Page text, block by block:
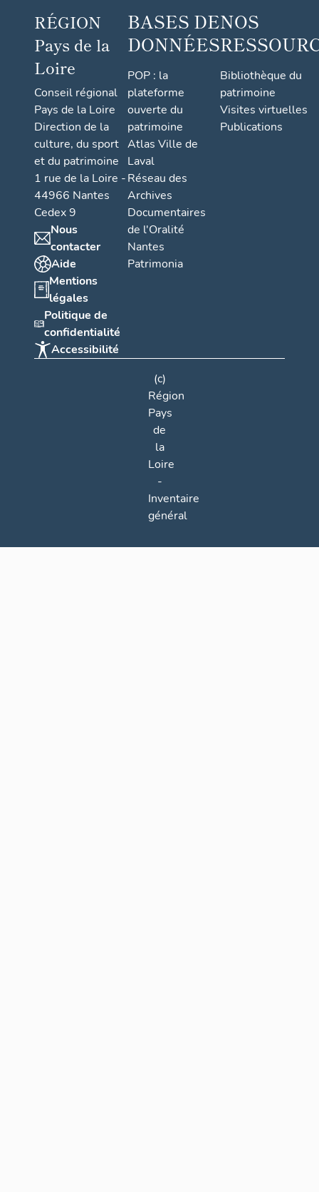
RÉGION
Pays de la
Loire
Conseil régional
Pays de la Loire
Direction de la
culture, du sport
et du patrimoine
1 rue de la Loire -
44966 Nantes
Cedex 9
Nous
contacter
Aide
Mentions
légales
Politique de
confidentialité
Accessibilité
BASES DE
DONNÉES
POP : la
plateforme
ouverte du
patrimoine
Atlas Ville de
Laval
Réseau des
Archives
Documentaires
de l'Oralité
Nantes
Patrimonia
NOS
Bibliothèque du
patrimoine
Visites virtuelles
Publications
(c)
Région
Pays
de
la
Loire
-
Inventaire
général